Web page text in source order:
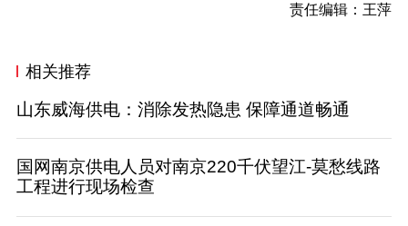
责任编辑：王萍
相关推荐
山东威海供电：消除发热隐患 保障通道畅通
国网南京供电人员对南京220千伏望江-莫愁线路
工程进行现场检查